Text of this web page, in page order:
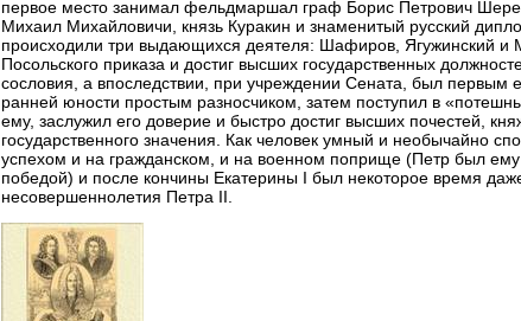
первое место занимал фельдмаршал граф Борис Петрович
Михаил Михайловичи, князь Куракин и знаменитый русский
происходили три выдающихся деятеля: Шафиров, Ягужинский
Посольского приказа и достиг высших государственных
сословия, а впоследствии, при учреждении Сената, был первым
ранней юности простым разносчиком, затем поступил в
ему, заслужил его доверие и быстро достиг высших почестей,
государственного значения. Как человек умный и необычайно
успехом и на гражданском, и на военном поприще (Петр был ему
победой) и после кончины Екатерины I был некоторое время
несовершеннолетия Петра II.